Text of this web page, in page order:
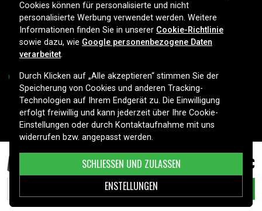
HP 250 G7 etc. 54,13 €
IN DEN WARENKORB LEGEN
LIEFEROPTIONEN
Copyright © 2026, Spares Nordic AB
Cookies können für personalisierte und nicht
personalisierte Werbung verwendet werden. Weitere
Informationen finden Sie in unserer Cookie-Richtlinie
sowie dazu, wie Google personenbezogene Daten
verarbeitet.
Durch Klicken auf „Alle akzeptieren“ stimmen Sie der
Speicherung von Cookies und anderen Tracking-
Technologien auf Ihrem Endgerät zu. Die Einwilligung
erfolgt freiwillig und kann jederzeit über Ihre Cookie-
Einstellungen oder durch Kontaktaufnahme mit uns
widerrufen bzw. angepasst werden.
ENSTELLUNGEN
SCHLIESSEN UND ZULASSEN